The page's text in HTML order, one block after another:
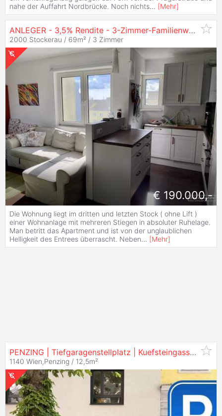
nahe der Auffahrt Nordbrücke. Noch nichts... [Mehr]
ANLEGER - 3,5% Rendite - 3-Zimmer-Familienwohnung in Ruhelage | Zellmann
2000 Stockerau / 69m² / 3 Zimmer
€ 190.000,-
Die Wohnung liegt im dritten und letzten Stock ( ohne Lift )
einer Wohnanlage mit mehreren Stiegen in absoluter Ruhelage.
Man betritt das Apartment und ist von der unglaublichen
Helligkeit des Entrees überrascht. Neben... [Mehr]
PENZING | Tiefgaragenstellplatz | Kuefsteingasse | Nähe U3 Hütteldorferstraße | ZELLMANN
1140 Wien,Penzing / 12,5m²